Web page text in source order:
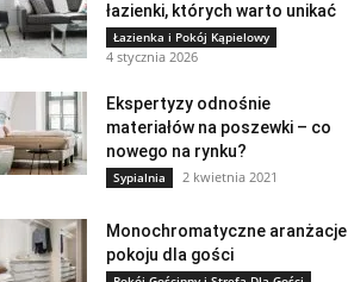
łazienki, których warto unikać
Łazienka i Pokój Kąpielowy
4 stycznia 2026
Ekspertyzy odnośnie
materiałów na poszewki – co
nowego na rynku?
Sypialnia 2 kwietnia 2021
Monochromatyczne aranżacje
pokoju dla gości